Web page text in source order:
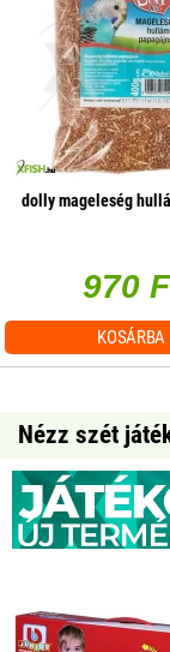
dolly mageleség
970
KOSÁRBA
Nézz szét